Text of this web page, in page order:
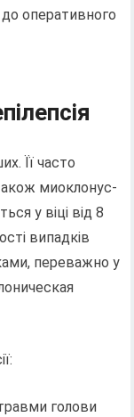
до оперативного
Її часто
миоклонус-
у віці від 8
випадків
переважно у
голови